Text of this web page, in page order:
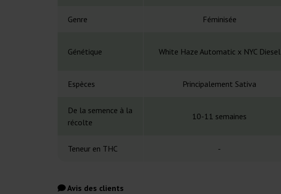
Genre Féminisée
Génétique White Haze Automatic x NYC Diesel
Espèces Principalement Sativa
De la semence à la
récolte
10-11 semaines
Teneur en THC -
Avis des clients